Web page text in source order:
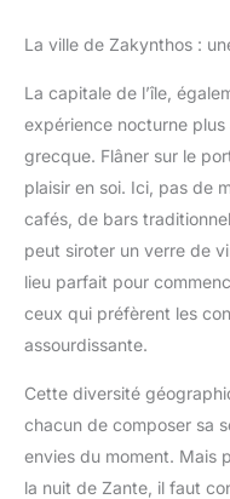
La ville de Zakynthos :
La capitale de l’île,
expérience nocturne
grecque. Flâner sur le
plaisir en soi. Ici, pas de
cafés, de bars
peut siroter un verre de
lieu parfait pour
ceux qui préfèrent les
assourdissante.
Cette diversité
chacun de composer sa
envies du moment. Mais
la nuit de Zante, il faut